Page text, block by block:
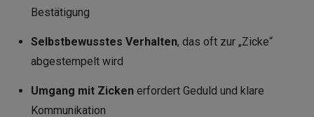
Bestätigung
Selbstbewusstes Verhalten, das oft zur „Zicke“
abgestempelt wird
Umgang mit Zickenerfordert Geduld und klare
Kommunikation